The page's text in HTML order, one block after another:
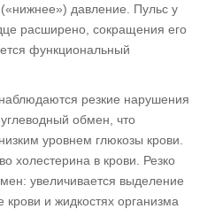
давление. Пульс у
расширено, сокращения его
функциональный
резкие нарушения
обмен, что
уровнем глюкозы крови.
холестерина в крови. Резко
увеличивается выделение
и жидкостях организма